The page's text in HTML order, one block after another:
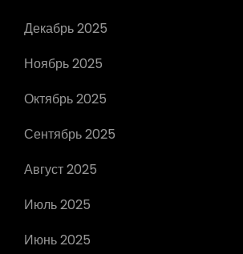
Декабрь 2025
Ноябрь 2025
Октябрь 2025
Сентябрь 2025
Август 2025
Июль 2025
Июнь 2025